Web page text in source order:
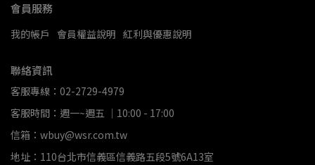
會員服務
我的帳戶 會員權益說明 紅利與優惠說明
聯絡資訊
客服專線：02-2729-4979
客服時間：週一~週五 ｜10:00 - 17:00
信箱：wbuy@wsr.com.tw
地址：110台北市信義區信義路五段5號6A13室